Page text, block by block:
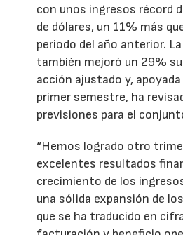
con unos ingresos récord
de dólares, un 11% más
periodo del año anterior.
también mejoró un 29%
acción ajustado y,
primer semestre, ha
previsiones para el
“Hemos logrado otro
excelentes resultados
crecimiento de los
una sólida expansión de
que se ha traducido en